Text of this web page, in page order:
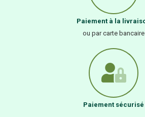
Paiement à la
ou par carte bancaire
Paiement sécurisé